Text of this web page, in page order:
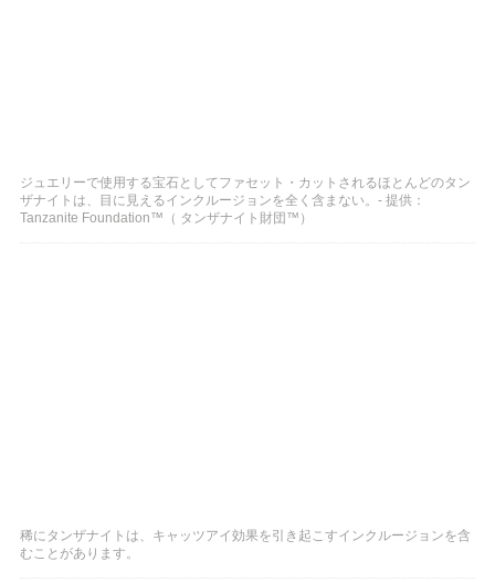
ジュエリーで使用する宝石としてファセット・カットされるほとんどのタン
ザナイトは、目に見えるインクルージョンを全く含まない。- 提供：
Tanzanite Foundation™（ タンザナイト財団™）
稀にタンザナイトは、キャッツアイ効果を引き起こすインクルージョンを含
むことがあります。